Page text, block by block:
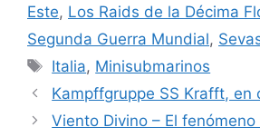
Este, Los Raids de la Décima
Segunda Guerra Mundial,
Etiquetas
Italia, Minisubmarinos
Kampffgruppe SS Krafft, en
Viento Divino – El fenómeno